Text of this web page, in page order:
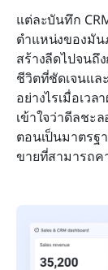
แต่ละบันทึก
ตำแหน่งของมัน
สร้างลีดไปจนถึ
ชีวิตที่ชัดเจนแล
อย่างไรเมื่อเว
เข้าใจว่าดีลชะ
ตอนเป็นมาตรฐ
ขายที่สามารถ